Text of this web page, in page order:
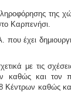
της
Καρπενήσι.
έχει
με τις
καθώς και τον
καθώς